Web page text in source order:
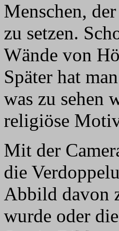
Menschen,
zu setzen.
Wände von
Später hat
was zu sehen
religiöse
Mit der
die
Abbild davon
wurde oder